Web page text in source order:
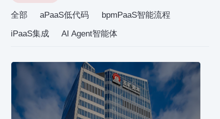
全部 aPaaS低代码
bpmPaaS智能流程
iPaaS集成
AI Agent智能体